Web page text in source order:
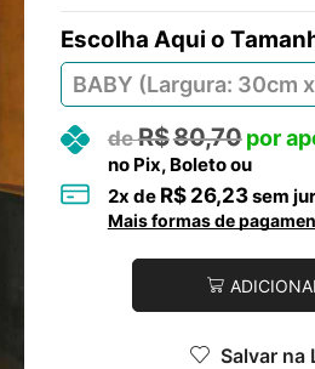
R$80,70
no Pix, Boleto ou
2x de R$ 26,23sem
Mais formas de
Salvar na